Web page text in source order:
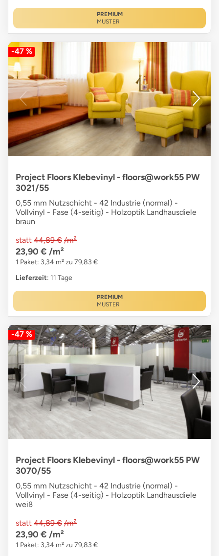
PREMIUM
MUSTER
-47 %
Project Floors Klebevinyl - floors@work55 PW
3021/55
0,55 mm Nutzschicht - 42 Industrie (normal) -
Vollvinyl - Fase (4-seitig) - Holzoptik Landhausdiele
braun
statt 44,89 € /m²
23,90 € /m²
1 Paket: 3,34 m² zu 79,83 €
Lieferzeit: 11 Tage
PREMIUM
MUSTER
-47 %
Project Floors Klebevinyl - floors@work55 PW
3070/55
0,55 mm Nutzschicht - 42 Industrie (normal) -
Vollvinyl - Fase (4-seitig) - Holzoptik Landhausdiele
weiß
statt 44,89 € /m²
23,90 € /m²
1 Paket: 3,34 m² zu 79,83 €